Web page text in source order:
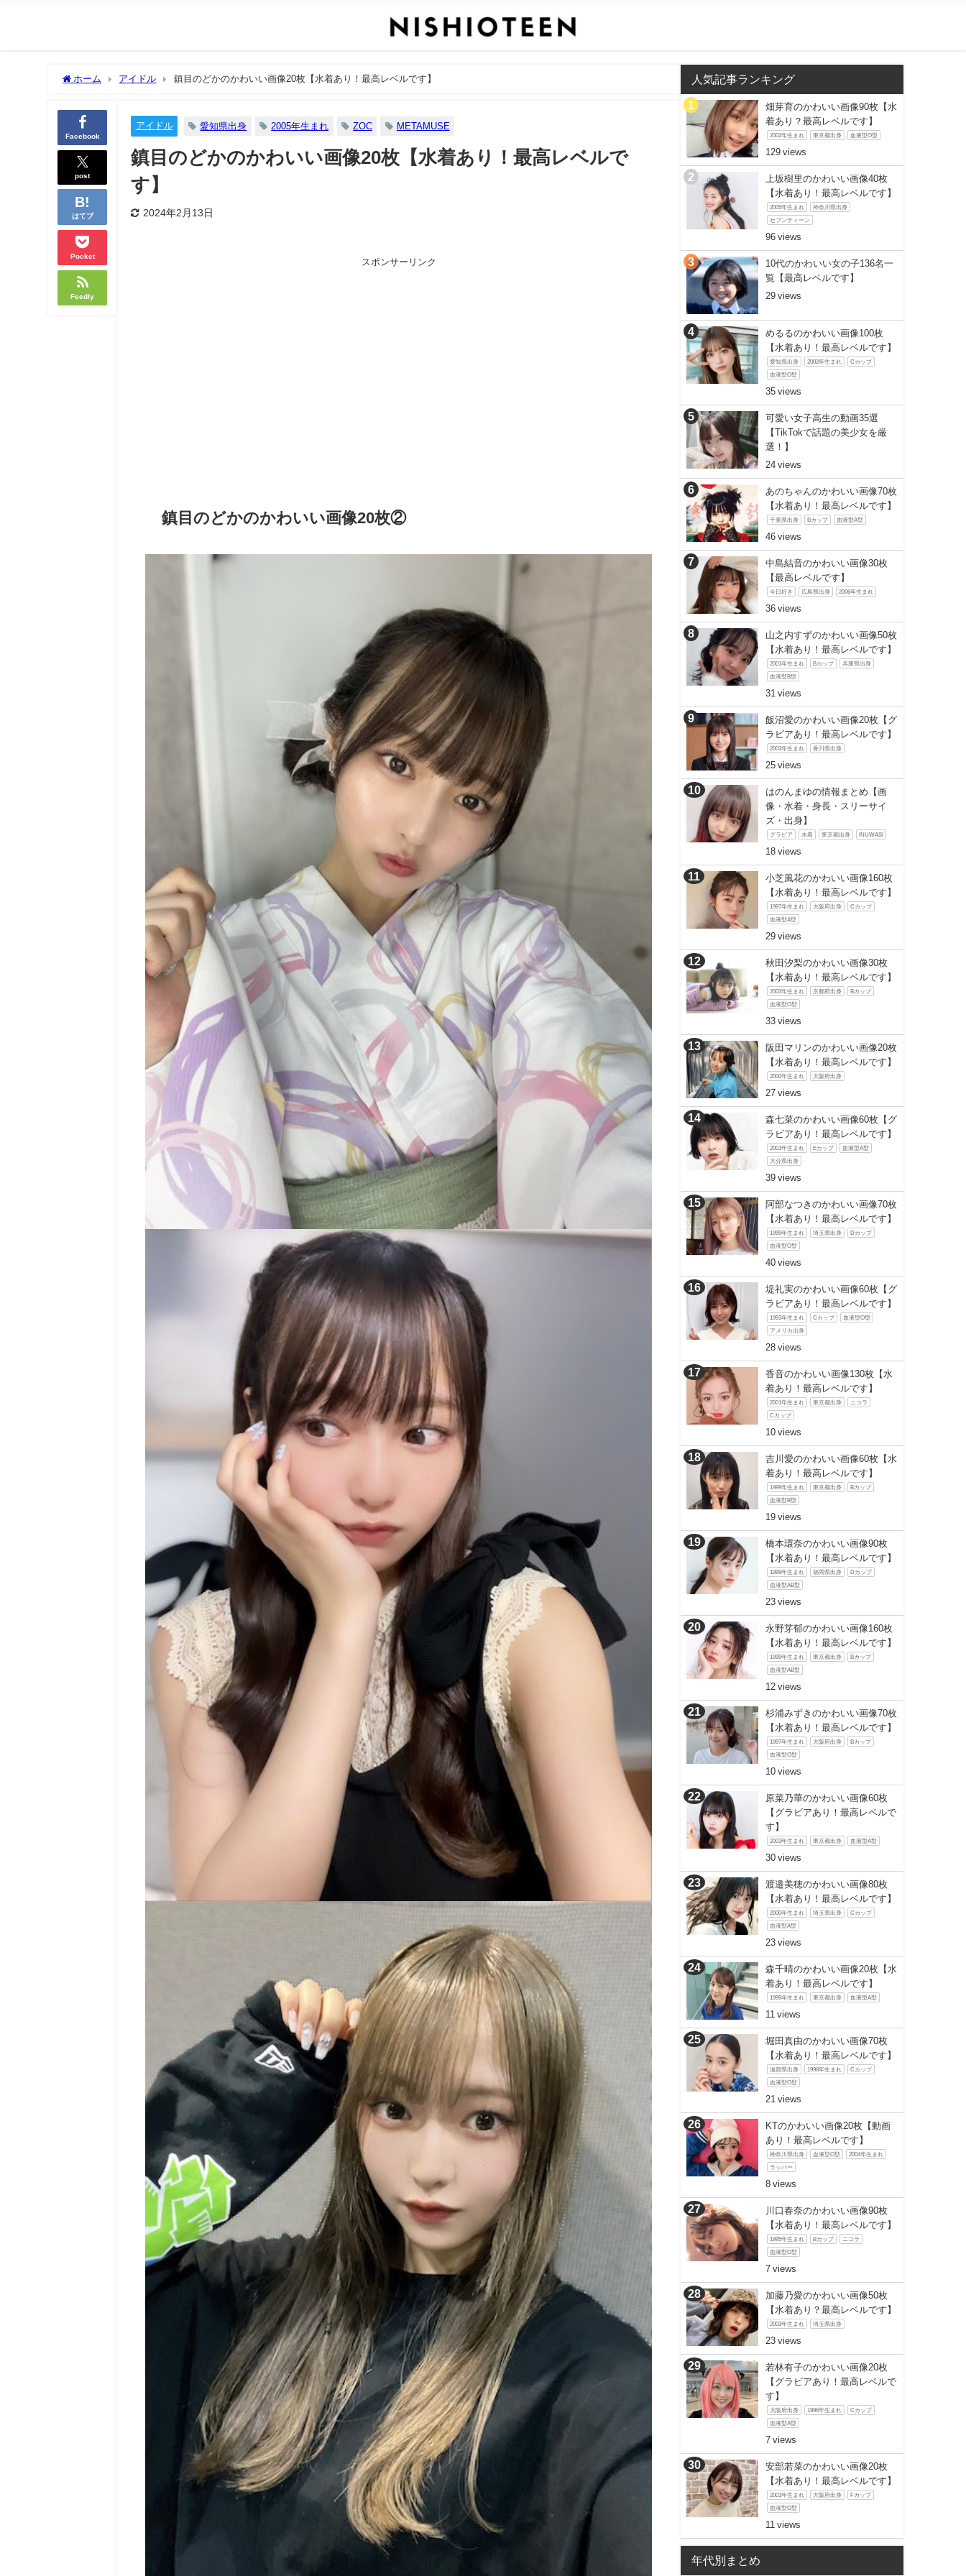
ホーム アイドル 鎮目のどかのかわいい画像20枚【水着あり！最高レベルです】
Facebook
post
はてブ
Pocket
Feedly
アイドル 愛知県出身 2005年生まれ ZOC METAMUSE
鎮目のどかのかわいい画像20枚【水着あり！最高レベルで
す】
2024年2月13日
スポンサーリンク
鎮目のどかのかわいい画像20枚②
人気記事ランキング
畑芽育のかわいい画像90枚【水
着あり？最高レベルです】
2002年生まれ 東京都出身 血液型O型
129
上坂樹里のかわいい画像40枚
【水着あり！最高レベルです】
2005年生まれ 神奈川県出身
セブンティーン
96
10代のかわいい女の子136名一
覧【最高レベルです】
29
めるるのかわいい画像100枚
【水着あり！最高レベルです】
愛知県出身 2002年生まれ Cカップ
血液型O型
35
可愛い女子高生の動画35選
【TikTokで話題の美少女を厳
選！】
24
あのちゃんのかわいい画像70枚
【水着あり！最高レベルです】
千葉県出身 Bカップ 血液型A型
46
中島結音のかわいい画像30枚
【最高レベルです】
今日好き 広島県出身 2006年生まれ
36
山之内すずのかわいい画像50枚
【水着あり！最高レベルです】
2001年生まれ Bカップ 兵庫県出身
血液型B型
31
飯沼愛のかわいい画像20枚【グ
ラビアあり！最高レベルです】
2003年生まれ 香川県出身
25
はのんまゆの情報まとめ【画
像・水着・身長・スリーサイ
ズ・出身】
グラビア 水着 東京都出身 INUWASI
18
小芝風花のかわいい画像160枚
【水着あり！最高レベルです】
1997年生まれ 大阪府出身 Cカップ
血液型A型
29
秋田汐梨のかわいい画像30枚
【水着あり！最高レベルです】
2003年生まれ 京都府出身 Bカップ
血液型O型
33
阪田マリンのかわいい画像20枚
【水着あり！最高レベルです】
2000年生まれ 大阪府出身
27
森七菜のかわいい画像60枚【グ
ラビアあり！最高レベルです】
2001年生まれ Eカップ 血液型A型
大分県出身
39
阿部なつきのかわいい画像70枚
【水着あり！最高レベルです】
1999年生まれ 埼玉県出身 Dカップ
血液型O型
40
堤礼実のかわいい画像60枚【グ
ラビアあり！最高レベルです】
1993年生まれ Cカップ 血液型O型
アメリカ出身
28
香音のかわいい画像130枚【水
着あり！最高レベルです】
2001年生まれ 東京都出身 ニコラ
Cカップ
10
吉川愛のかわいい画像60枚【水
着あり！最高レベルです】
1999年生まれ 東京都出身 Bカップ
血液型B型
19
橋本環奈のかわいい画像90枚
【水着あり！最高レベルです】
1999年生まれ 福岡県出身 Dカップ
血液型AB型
23
永野芽郁のかわいい画像160枚
【水着あり！最高レベルです】
1999年生まれ 東京都出身 Bカップ
血液型AB型
12
杉浦みずきのかわいい画像70枚
【水着あり！最高レベルです】
1997年生まれ 大阪府出身 Bカップ
血液型O型
10
原菜乃華のかわいい画像60枚
【グラビアあり！最高レベルで
す】
2003年生まれ 東京都出身 血液型A型
30
渡邉美穂のかわいい画像80枚
【水着あり！最高レベルです】
2000年生まれ 埼玉県出身 Cカップ
血液型A型
23
森千晴のかわいい画像20枚【水
着あり！最高レベルです】
1999年生まれ 東京都出身 血液型A型
11
堀田真由のかわいい画像70枚
【水着あり！最高レベルです】
滋賀県出身 1998年生まれ Cカップ
血液型O型
21
KTのかわいい画像20枚【動画
あり！最高レベルです】
神奈川県出身 血液型O型 2004年生まれ
ラッパー
8
川口春奈のかわいい画像90枚
【水着あり！最高レベルです】
1995年生まれ Bカップ ニコラ
血液型O型
7
加藤乃愛のかわいい画像50枚
【水着あり？最高レベルです】
2003年生まれ 埼玉県出身
23
若林有子のかわいい画像20枚
【グラビアあり！最高レベルで
す】
大阪府出身 1996年生まれ Cカップ
血液型A型
7
安部若菜のかわいい画像20枚
【水着あり！最高レベルです】
2001年生まれ 大阪府出身 Fカップ
血液型O型
11
年代別まとめ